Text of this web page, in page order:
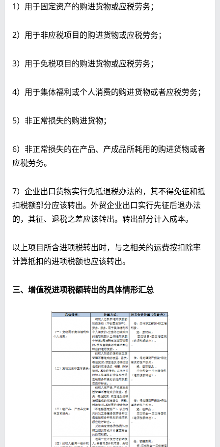
1）用于固定资产的购进货物或应税劳务；
2）用于非应税项目的购进货物或应税劳务；
3）用于免税项目的购进货物或应税劳务；
4）用于集体福利或个人消费的购进货物或者应税劳务；
5）非正常损失的购进货物；
6）非正常损失的在产品、产成品所耗用的购进货物或者
应税劳务。
7）企业出口货物实行免抵退税办法的，其不得免征和抵
扣税额部分应该转出。外贸企业出口实行先征后退办法
的，其征、退税之差应该转出。转出部分计入成本。
以上项目所含进项税转出时，与之相关的运费按扣除率
计算抵扣的进项税额也应该转出。
三、增值税进项税额转出的具体情形汇总